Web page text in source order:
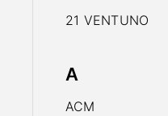
21 VENTUNO
A
ACM